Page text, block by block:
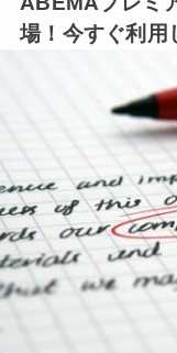
場！今すぐ利用